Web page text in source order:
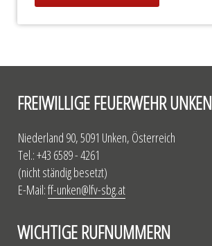
FREIWILLIGE FEUERWEHR UNKEN
Niederland 90, 5091 Unken, Österreich
Tel.: +43 6589 - 4261
(nicht ständig besetzt)
E-Mail:ff-unken@lfv-sbg.at
WICHTIGE RUFNUMMERN